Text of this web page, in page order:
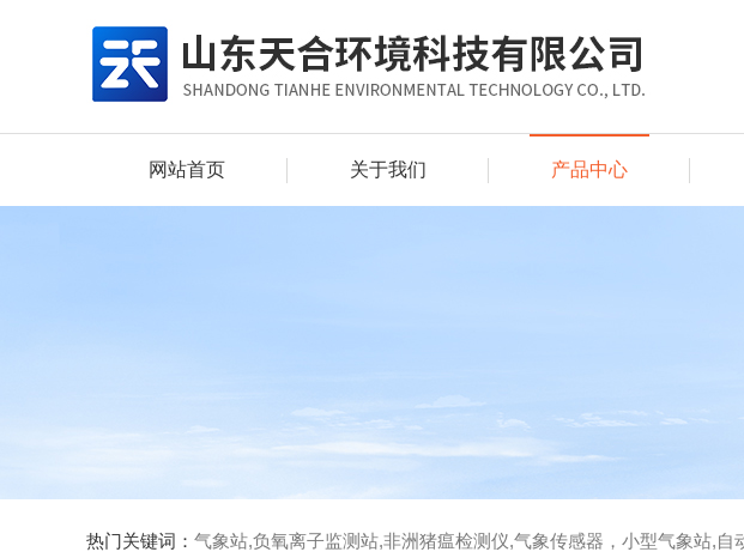
网站首页 关于我们 产品中心
热门关键词： 气象站,负氧离子监测站,非洲猪瘟检测仪,气象传感器，小型气象站,自动气象站,防